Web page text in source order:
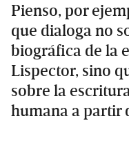
Pienso, por
que dialoga no
biográfica de la
Lispector, sino
sobre la
humana a partir